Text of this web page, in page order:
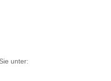
unter: